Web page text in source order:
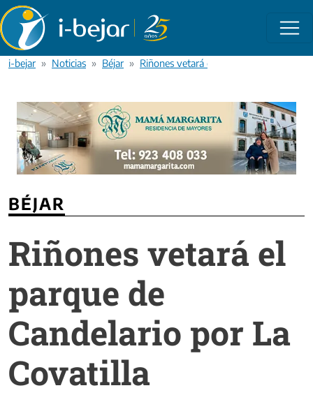
Pasar al contenido principal
i-bejar Noticias Béjar Riñones vetará el parque de Candelario
BÉJAR
Riñones vetará el
parque de
Candelario por La
Covatilla